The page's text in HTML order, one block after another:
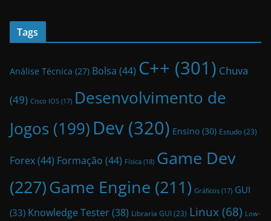
Tags
Análise Técnica (27) Bolsa (44) C++ (301) Chuva
(49) Cisco IOS (17) Desenvolvimento de
Jogos (199)Dev(320) Ensino (30) Estudo(23)
Forex(44) Formação (44) Física (18) Game Dev
(227)Game Engine (211) Gráficos (17) GUI
(33) Knowledge Tester(38) Libraria GUI(23) Linux(68) Low-